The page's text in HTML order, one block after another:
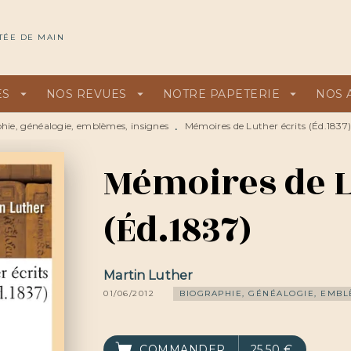
DE MAIN
arrow_drop_down NOS REVUES arrow_drop_down NOTRE PAPETERIE arrow_drop_down NOS
généalogie, emblèmes, insignes • Mémoires de Luther écrits (Éd.1837)
Mémoires de
(Éd.1837)
Martin Luther
01/06/2012 BIOGRAPHIE, GÉNÉALOGIE,